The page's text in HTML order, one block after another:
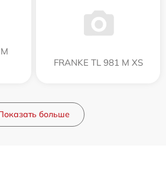
FRANKE TL 981 M XS
больше